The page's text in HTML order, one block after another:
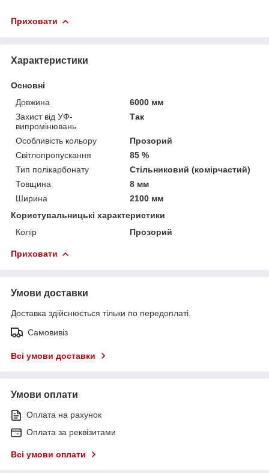
Приховати
Характеристики
Основні
Довжина
6000 мм
Захист від УФ-
випромінювань
Так
Особливість кольору
Прозорий
Світлопропускання
85 %
Тип полікарбонату
Стільниковий (комірчастий)
Товщина
8 мм
Ширина
2100 мм
Користувальницькі характеристики
Колір
Прозорий
Приховати
Умови доставки
Доставка здійснюється тільки по передоплаті.
Самовивіз
Всі умови доставки
Умови оплати
Оплата на рахунок
Оплата за реквізитами
Всі умови оплати